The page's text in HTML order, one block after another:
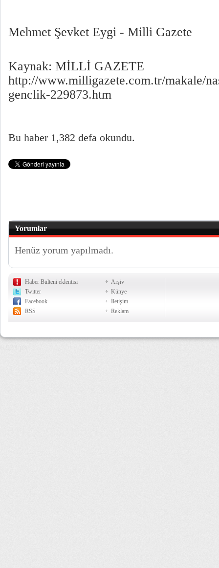
Mehmet Şevket Eygi - Milli Gazete
Kaynak: MİLLİ GAZETE
http://www.milligazete.com.tr/makale/
genclik-229873.htm
Bu haber 1,382 defa okundu.
Yorumlar
Henüz yorum yapılmadı.
Haber Bülteni eklentisi
Twitter
Facebook
RSS
Arşiv
Künye
İletişim
Reklam